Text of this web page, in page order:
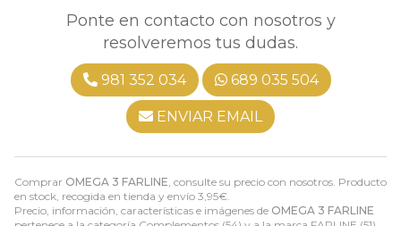
Comprar OMEGA 3 FARLINE , consulte su precio con nosotros. Producto
en stock, recogida en tienda y envío 3,95€
Precio, información, características e imágenes de OMEGA 3 FARLINE
Ponte en contacto con nosotros y
resolveremos tus dudas.
981 352 034 689 035 504
ENVIAR EMAIL